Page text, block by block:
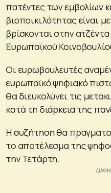
πατέντες των εμβολίων
βιοποικιλότητας είναι
βρίσκονται στην
Ευρωπαϊκού
Οι ευρωβουλευτές
ευρωπαϊκό ψηφιακό
θα διευκολύνει τις
κατά τη διάρκεια της
Η συζήτηση θα
το αποτέλεσμα της
την Τετάρτη.